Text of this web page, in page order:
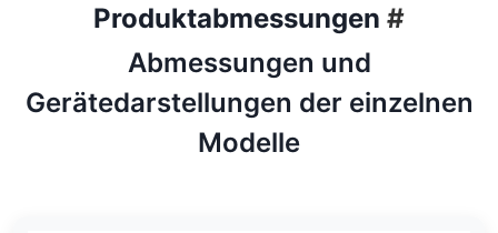
Produktabmessungen #
Abmessungen und
Gerätedarstellungen der einzelnen
Modelle